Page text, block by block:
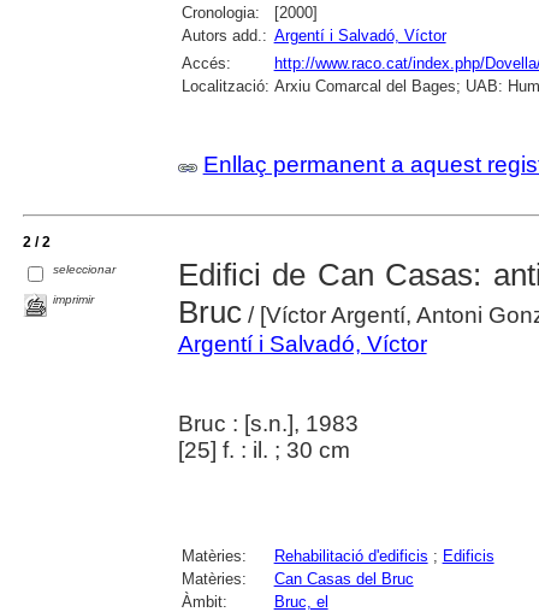
Cronologia:
[2000]
Autors add.: Argentí i Salvadó, Víctor
Accés:
http://www.raco.cat/index.php/
Localització: Arxiu Comarcal del Bages; UAB:
Enllaç permanent a aquest
2 / 2
seleccionar
imprimir
Edifici de Can Casas:
Bruc/ [Víctor Argentí, Antoni
Argentí i Salvadó, Víctor
Bruc : [s.n.], 1983
[25] f. : il. ; 30 cm
Matèries: Rehabilitació d'edificis ; Edificis
Matèries:
Can Casas del Bruc
Àmbit:
Bruc, el